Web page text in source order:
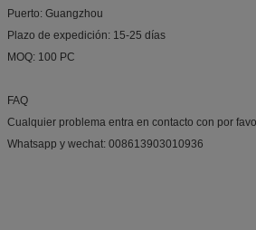
Puerto: Guangzhou
Plazo de expedición: 15-25 días
MOQ: 100 PC
FAQ
Cualquier problema entra en contacto con por
Whatsapp y wechat: 008613903010936